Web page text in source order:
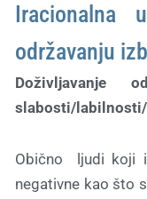
Iracionalna
održavanju
Doživljavanje
slabosti/
Obično ljudi koji
negativne kao što